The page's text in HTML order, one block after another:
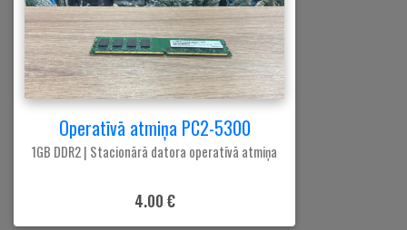
Operatīvā atmiņa PC2-5300
1GB DDR2 | Stacionārā datora operatīvā atmiņa
4.00 €